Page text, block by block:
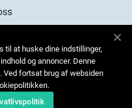
Oss
til at huske dine indstillinger,
og annoncer. Denne
Ved fortsat brug af websiden